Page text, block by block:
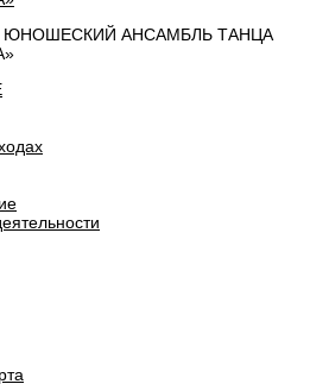
ЮНОШЕСКИЙ АНСАМБЛЬ ТАНЦА